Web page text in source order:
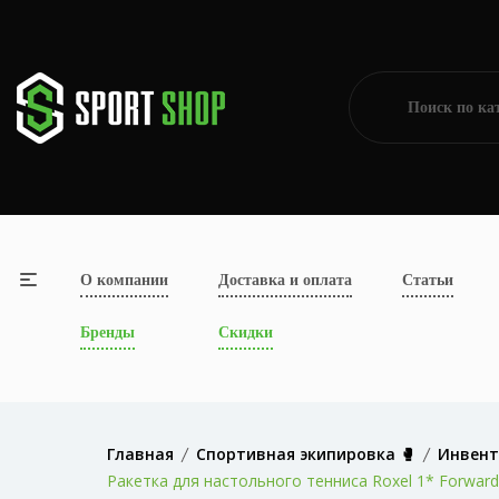
О компании Доставка и оплата Статьи
Бренды Скидки
Главная Спортивная экипировка 🥊
Ракетка для настольного тенниса Roxel 1*